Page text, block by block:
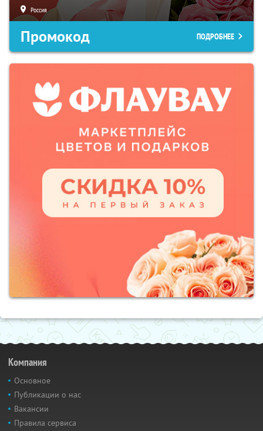
Россия
Промокод ПОДРОБНЕЕ
Компания
Основное
Публикации о нас
Вакансии
Правила сервиса